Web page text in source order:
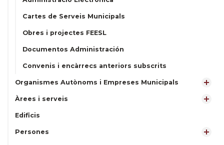
Cartes de Serveis Municipals
Obres i projectes FEESL
Documentos Administración
Convenis i encàrrecs anteriors subscrits
Organismes Autònoms i Empreses Municipals
Àrees i serveis
Edificis
Persones